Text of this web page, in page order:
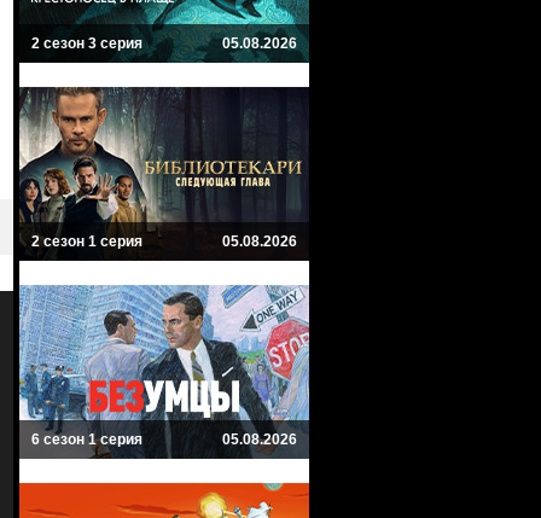
2 сезон 3 серия 05.08.2026
2 сезон 1 серия 05.08.2026
6 сезон 1 серия 05.08.2026